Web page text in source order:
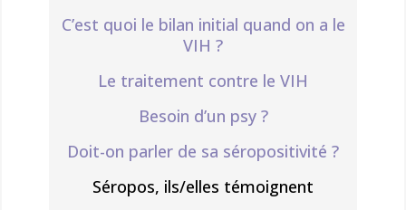
C’est quoi le bilan initial quand on a le
VIH ?
Le traitement contre le VIH
Besoin d’un psy ?
Doit-on parler de sa séropositivité ?
Séropos, ils/elles témoignent